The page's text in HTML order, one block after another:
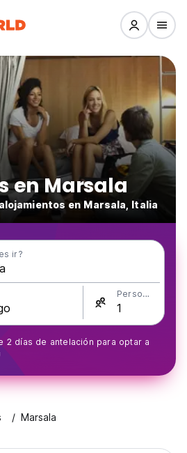
en Marsala
en Marsala, Italia
ir?
Personas
2 días de antelación para optar a
Marsala